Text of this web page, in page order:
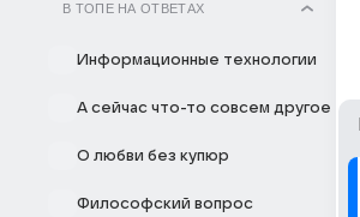
В ТОПЕ НА ОТВЕТАХ
Информационные технологии
А сейчас что-то совсем другое
О любви без купюр
Философский вопрос